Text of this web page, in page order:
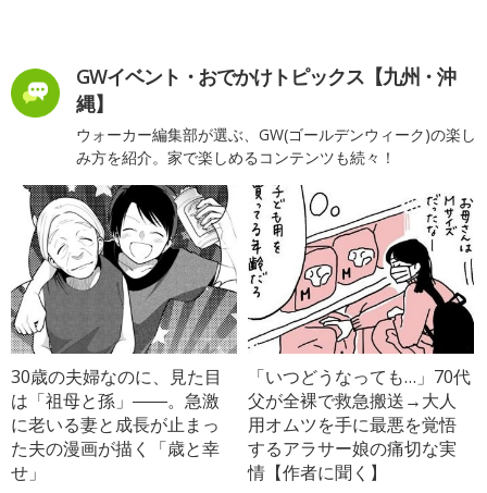
GWイベント・おでかけトピックス【九州・沖
縄】
ウォーカー編集部が選ぶ、GW(ゴールデンウィーク)の楽し
み方を紹介。家で楽しめるコンテンツも続々！
30歳の夫婦なのに、見た目
は「祖母と孫」――。急激
に老いる妻と成長が止まっ
た夫の漫画が描く「歳と幸
せ」
「いつどうなっても…」70代
父が全裸で救急搬送→大人
用オムツを手に最悪を覚悟
するアラサー娘の痛切な実
情【作者に聞く】